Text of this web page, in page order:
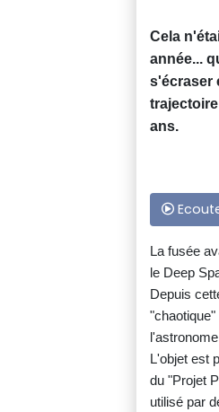
Cela
année...
s'écraser
ans.
La fusée
le Deep
Depuis
L'objet est
du "Projet
utilisé par